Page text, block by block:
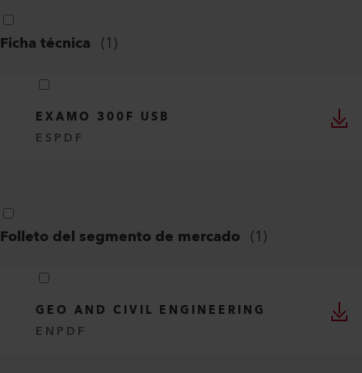
Ficha técnica (1)
EXAMO 300F USB
ES PDF
Folleto del segmento de mercado (1)
GEO AND CIVIL ENGINEERING
EN PDF